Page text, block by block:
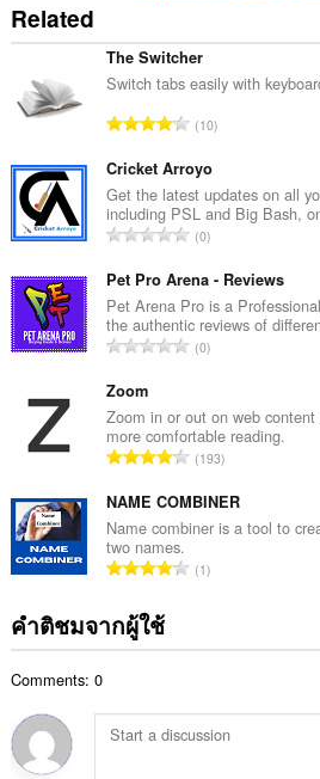
Related
The Switcher
Switch tabs easily with
จำ
ว
น
ค
ะ
น
น
ร
ว
ทั้
ง
ห
ด
:
10
Cricket Arroyo
Get the latest updates on all
including PSL and Big Bash,
จำ
ว
น
ค
ะ
น
ร
ว
ม
ทั้
ห
0
Pet Pro Arena - Reviews
Pet Arena Pro is a
the authentic reviews of
จำ
น
ค
ะ
น
น
ร
ว
ง
ด
0
Zoom
Zoom in or out on web
more comfortable reading.
จำ
ว
น
ะ
น
ม
ทั้
193
NAME COMBINER
Name combiner is a tool to
two names.
จำ
แ
น
1
คำติชมจากผู้ใช้
Comments: 0